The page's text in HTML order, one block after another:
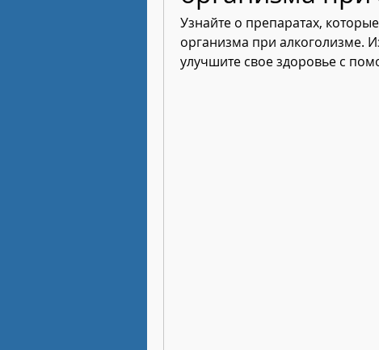
Узнайте о препаратах,
организма при алкоголизме.
улучшите свое здоровье с